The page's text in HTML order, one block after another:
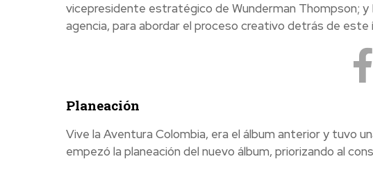
vicepresidente estratégico de Wunderman Thompson;
agencia, para abordar el proceso creativo detrás de este
Planeación
Vive la Aventura Colombia, era el álbum anterior y tuvo
empezó la planeación del nuevo álbum, priorizando al